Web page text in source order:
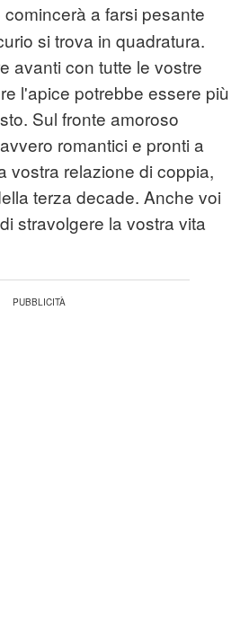
comincerà a farsi pesante
si trova in quadratura.
avanti con tutte le vostre
l'apice potrebbe essere più
Sul fronte amoroso
romantici e pronti a
vostra relazione di coppia,
terza decade. Anche voi
stravolgere la vostra vita